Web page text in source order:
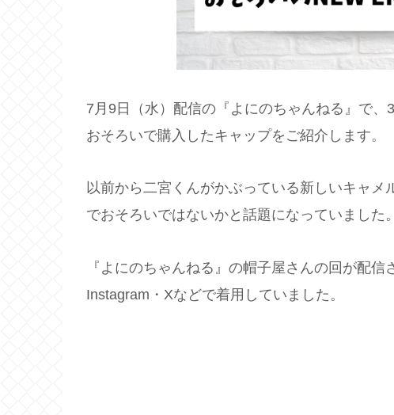
7月9日（水）配信の『よにのちゃんねる』で
おそろいで購入したキャップをご紹介します。
以前から二宮くんがかぶっている新しいキャ
でおそろいではないかと話題になっていました。
『よにのちゃんねる』の帽子屋さんの回が配
Instagram・Xなどで着用していました。